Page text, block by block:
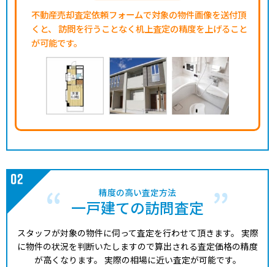
不動産売却査定依頼フォームで対象の物件画像を送付頂
くと、
訪問を行うことなく机上査定の精度を上げること
が可能です。
精度の高い査定方法
一戸建ての訪問査定
スタッフが対象の物件に伺って査定を行わせて頂きます。 実際
に物件の状況を判断いたしますので算出される査定価格の精度
が高くなります。 実際の相場に近い査定が可能です。